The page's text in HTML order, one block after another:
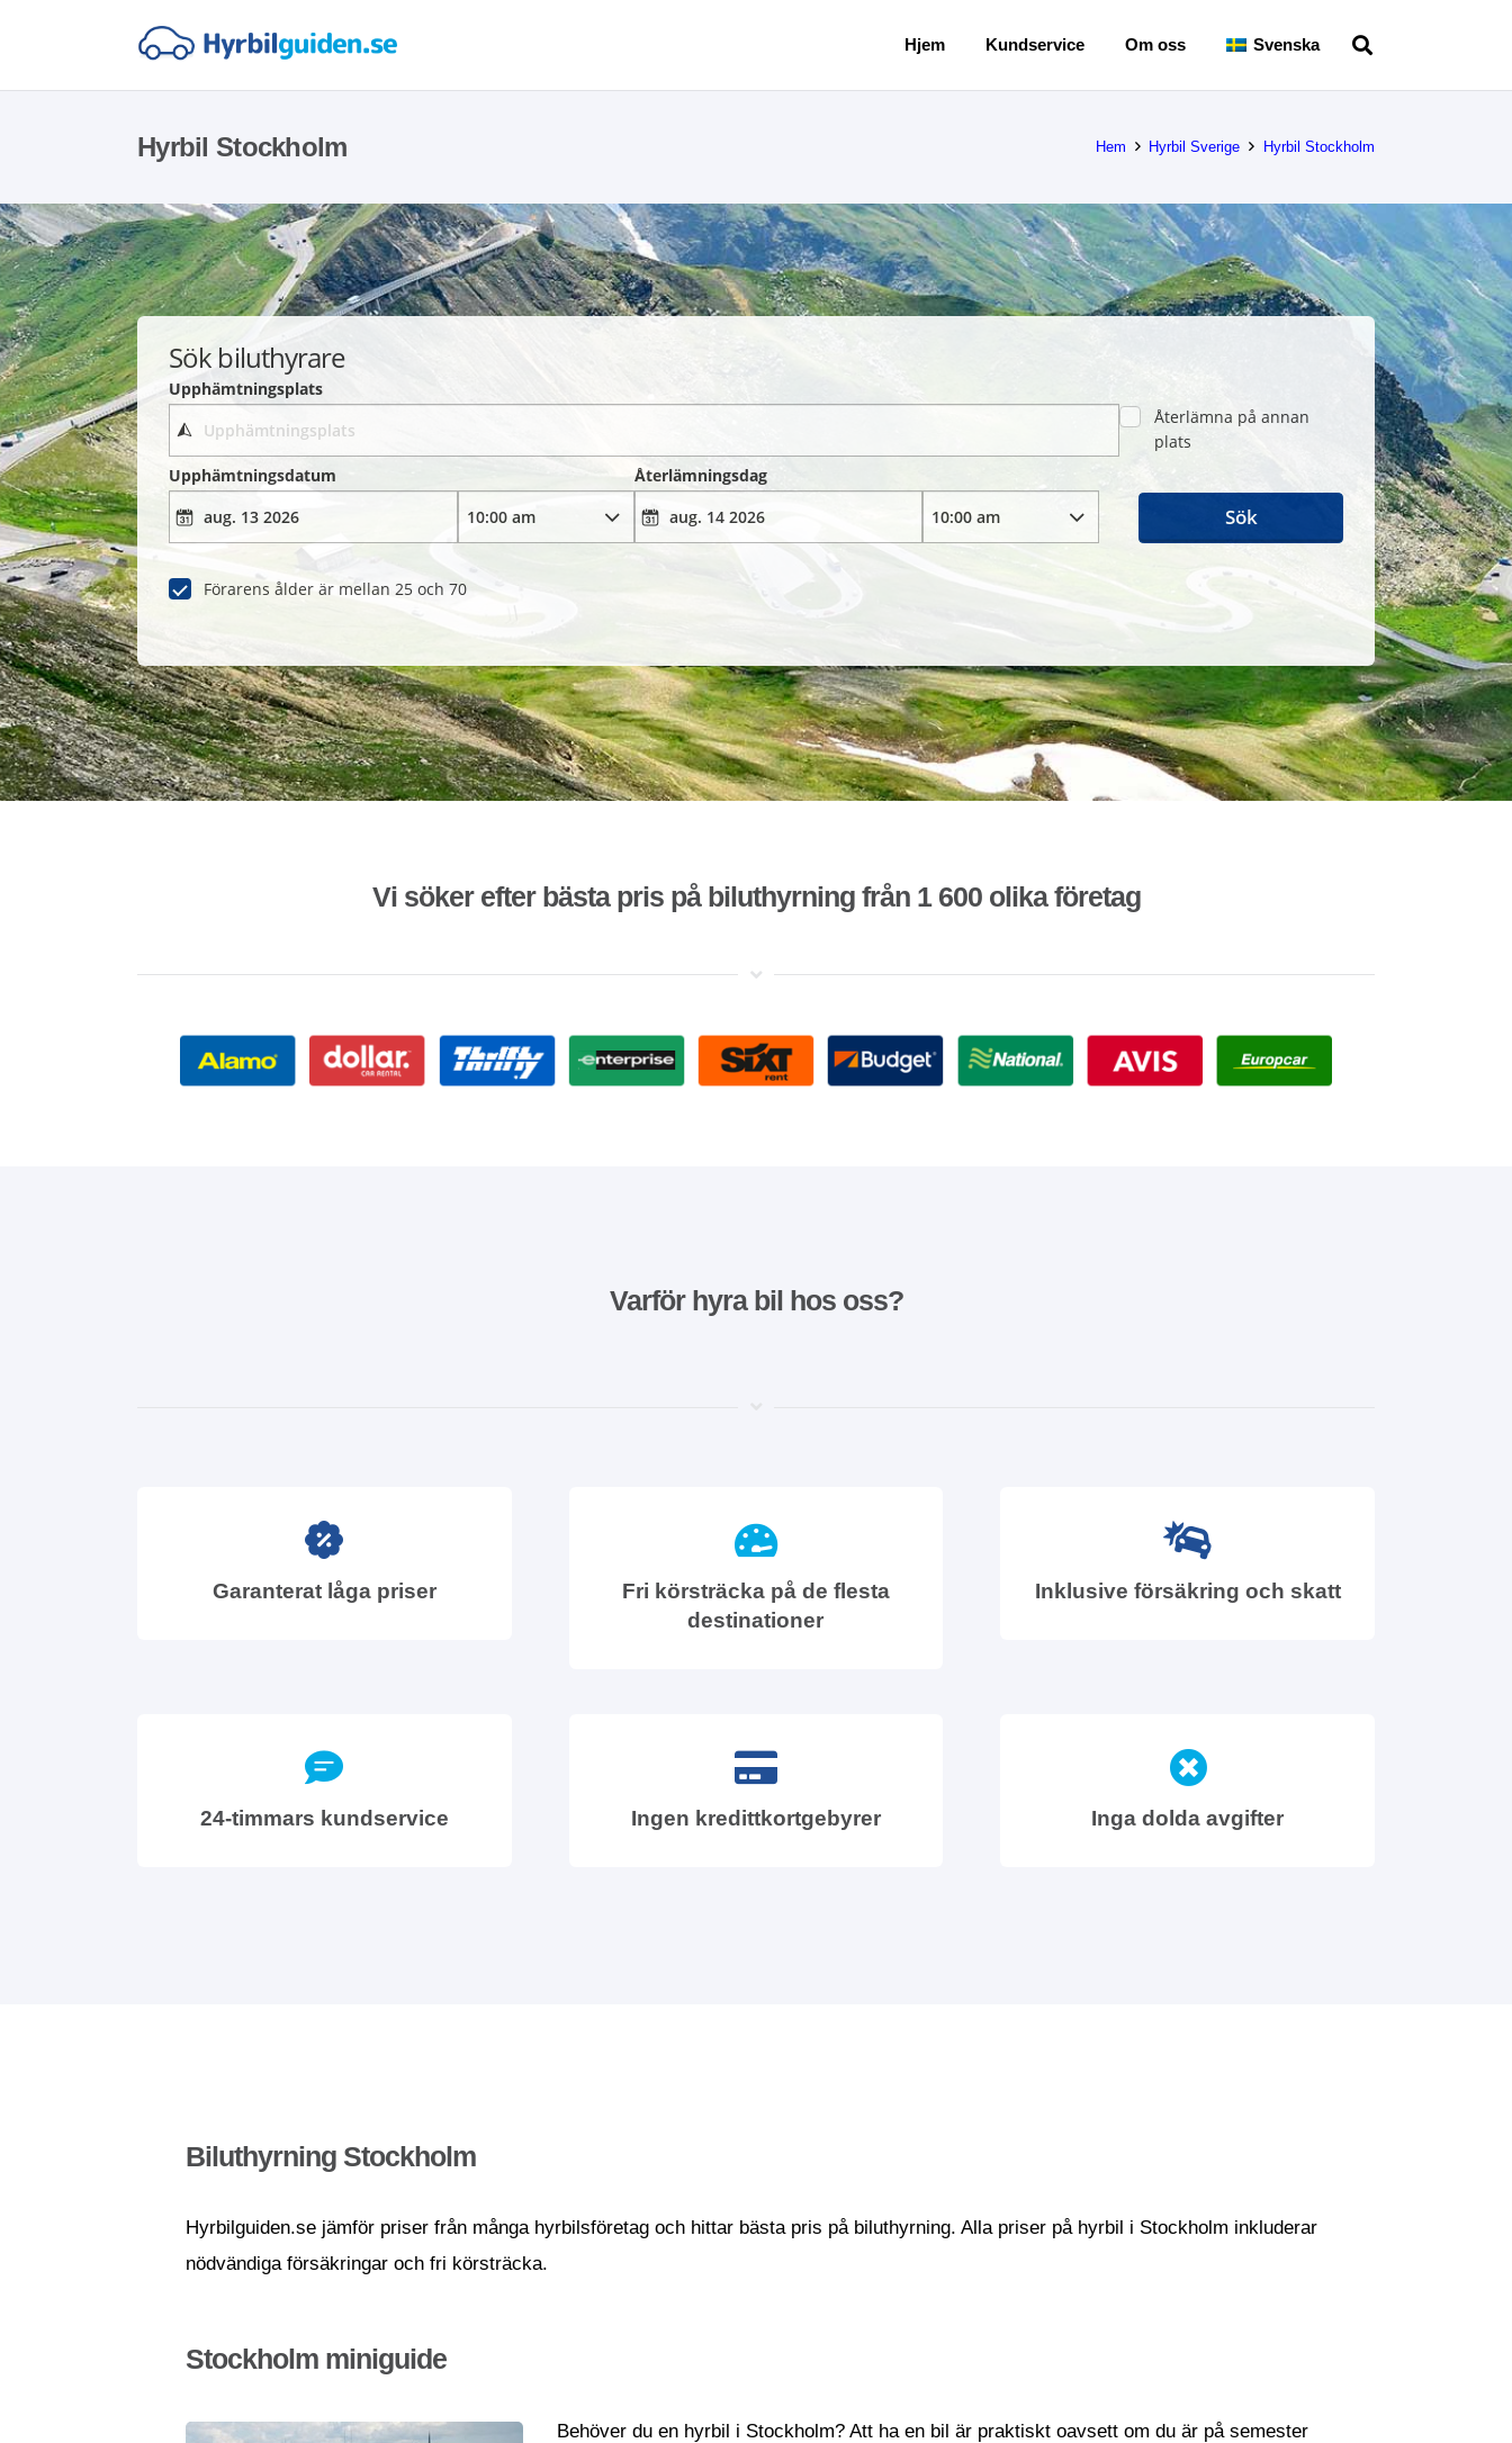
Hjem Kundservice Om oss Svenska
Hyrbil Stockholm Hem Hyrbil Sverige Hyrbil Stockholm
Sök biluthyrare
Upphämtningsplats
Återlämna på annan
plats
Upphämtningsdatum
Återlämningsdag
Förarens ålder är mellan 25 och 70
Sök
Vi söker efter bästa pris på biluthyrning från 1 600 olika företag
Varför hyra bil hos oss?
Garanterat låga priser
Fri körsträcka på de flesta
destinationer
Inklusive försäkring och skatt
24-timmars kundservice Ingen kredittkortgebyrer Inga dolda avgifter
Biluthyrning Stockholm
Hyrbilguiden.se jämför priser från många hyrbilsföretag och hittar bästa pris på biluthyrning. Alla priser på hyrbil i Stockholm inkluderar
nödvändiga försäkringar och fri körsträcka.
Stockholm miniguide
Behöver du en hyrbil i Stockholm? Att ha en bil är praktiskt oavsett om du är på semester